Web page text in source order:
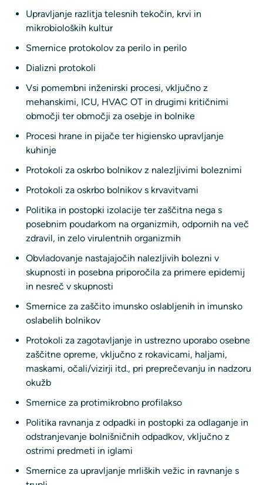
Upravljanje razlitja telesnih tekočin, krvi in ​​
mikrobioloških kultur
Smernice protokolov za perilo in perilo
Dializni protokoli
Vsi pomembni inženirski procesi, vključno z
mehanskimi, ICU, HVAC OT in drugimi kritičnimi
območji ter območji za osebje in bolnike
Procesi hrane in pijače ter higiensko upravljanje
kuhinje
Protokoli za oskrbo bolnikov z nalezljivimi boleznimi
Protokoli za oskrbo bolnikov s krvavitvami
Politika in postopki izolacije ter zaščitna nega s
posebnim poudarkom na organizmih, odpornih na več
zdravil, in zelo virulentnih organizmih
Obvladovanje nastajajočih nalezljivih bolezni v
skupnosti in posebna priporočila za primere epidemij
in nesreč v skupnosti
Smernice za zaščito imunsko oslabljenih in imunsko
oslabelih bolnikov
Protokoli za zagotavljanje in ustrezno uporabo osebne
zaščitne opreme, vključno z rokavicami, haljami,
maskami, očali/vizirji itd., pri preprečevanju in nadzoru
okužb
Smernice za protimikrobno profilakso
Politika ravnanja z odpadki in postopki za odlaganje in
odstranjevanje bolnišničnih odpadkov, vključno z
ostrimi predmeti in iglami
Smernice za upravljanje mrliških vežic in ravnanje s